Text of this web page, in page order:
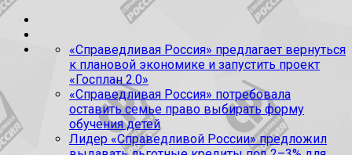
«Справедливая Россия» предлагает вернуться
к плановой экономике и запустить проект
«Госплан 2.0»
«Справедливая Россия» потребовала
оставить семье право выбирать форму
обучения детей
Лидер «Справедливой России» предложил